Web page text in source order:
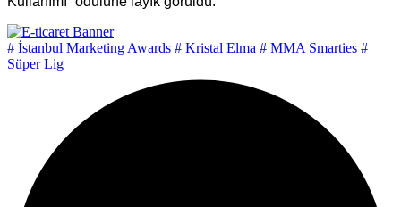
# İstanbul Marketing Awards # Kristal Elma # MMA Smarties #
Süper Lig